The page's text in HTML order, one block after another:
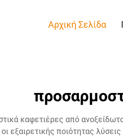
Αρχική Σελίδα
καφετιέρες από
εξαιρετικής ποιότητας